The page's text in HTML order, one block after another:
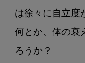
は徐々に自立度
何とか、体の衰
ろうか？